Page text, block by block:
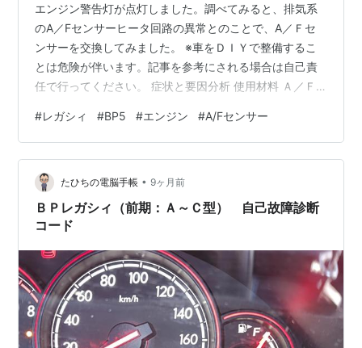
*10:細かい事を言えば3ナンバー化の理由として、実際
はキャスターアングルやハンドル切れ角の増加、また衝
突安全性向上などの、エンジニアリングマターの結果と
いう要素が大部分を占める。しかしむやみに拡大せず、
量で、という辺りが「技術屋」である富士重工らしい。
実際、最小回転半径は先代モデルよりも小さくなり、取
り回しは楽になっている。
エンジン警告灯が点灯しました。調べてみると、排気系
のA／Fセンサーヒータ回路の異常とのことで、A／Ｆセ
ンサーを交換してみました。 ※車をＤＩＹで整備するこ
とは危険が伴います。記事を参考にされる場合は自己責
任で行ってください。 症状と要因分析 使用材料 Ａ／Ｆ
ンサ取付 交換後の感想 費用（税込） 症状と要因分析 車
の状態は次の通りでした。 ・エンジン警告灯が点灯。 ・
エンジン始動直後は点灯しないが、２０分程度走ってい
ると点灯する。 ・イグニッションOFFにすると点灯がリ
セットされる。 ・普通に走れている。 この症状だけでは
警告灯の点灯原因が分…
#レガシィ #BP5 #エンジン #A/Fセンサー
たひちの電脳手帳 • 9ヶ月前
ＢＰレガシィ（前期：Ａ～Ｃ型） 自己故障診断
コード